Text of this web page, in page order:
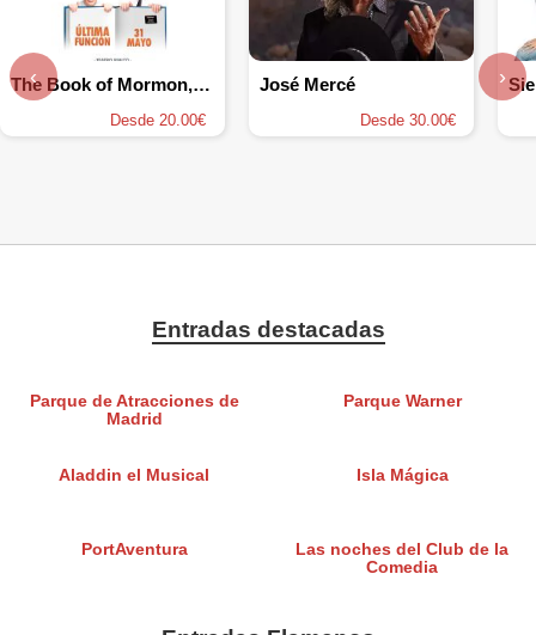
The Book of Mormon, el musical
Desde 20.00€
José Mercé
Desde 30.00€
‹ ›
Entradas destacadas
Parque de Atracciones de
Madrid
Parque Warner
Aladdin el Musical Isla Mágica
PortAventura
Las noches del Club de la
Comedia